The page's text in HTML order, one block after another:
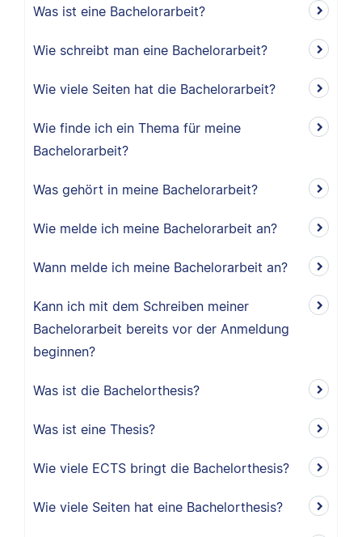
Was ist eine Bachelorarbeit?
Wie schreibt man eine Bachelorarbeit?
Wie viele Seiten hat die Bachelorarbeit?
Wie finde ich ein Thema für meine
Bachelorarbeit?
Was gehört in meine Bachelorarbeit?
Wie melde ich meine Bachelorarbeit an?
Wann melde ich meine Bachelorarbeit an?
Kann ich mit dem Schreiben meiner
Bachelorarbeit bereits vor der Anmeldung
beginnen?
Was ist die Bachelorthesis?
Was ist eine Thesis?
Wie viele ECTS bringt die Bachelorthesis?
Wie viele Seiten hat eine Bachelorthesis?